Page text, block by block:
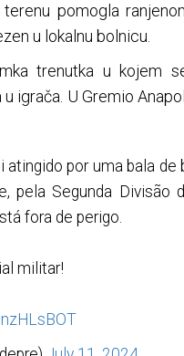
pomogla
u lokalnu bolnicu.
trenutka u kojem
igrača. U Gremio
por uma bala de
pela Segunda Divisão
fora de perigo.
militar!